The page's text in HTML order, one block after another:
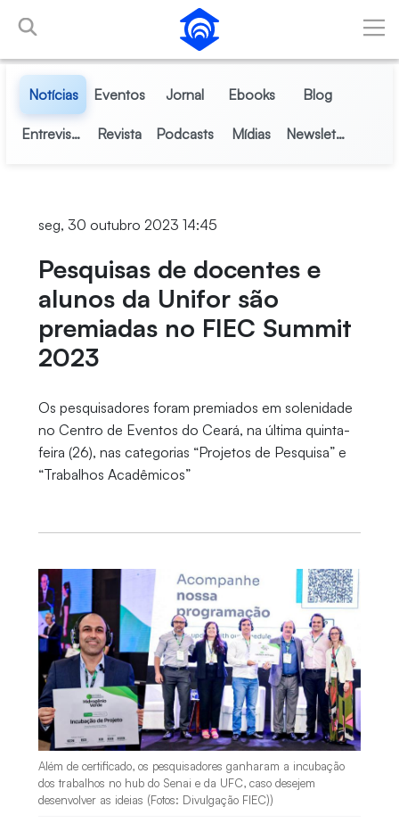
Pular para o Conteúdo principal
Notícias Eventos Jornal Ebooks Blog
Entrevistas Revista Podcasts Mídias Newsletter
seg, 30 outubro 2023 14:45
Pesquisas de docentes e
alunos da Unifor são
premiadas no FIEC Summit
2023
Os pesquisadores foram premiados em solenidade
no Centro de Eventos do Ceará, na última quinta-
feira (26), nas categorias “Projetos de Pesquisa” e
“Trabalhos Acadêmicos”
Além de certificado, os pesquisadores ganharam a incubação
dos trabalhos no hub do Senai e da UFC, caso desejem
desenvolver as ideias (Fotos: Divulgação FIEC))